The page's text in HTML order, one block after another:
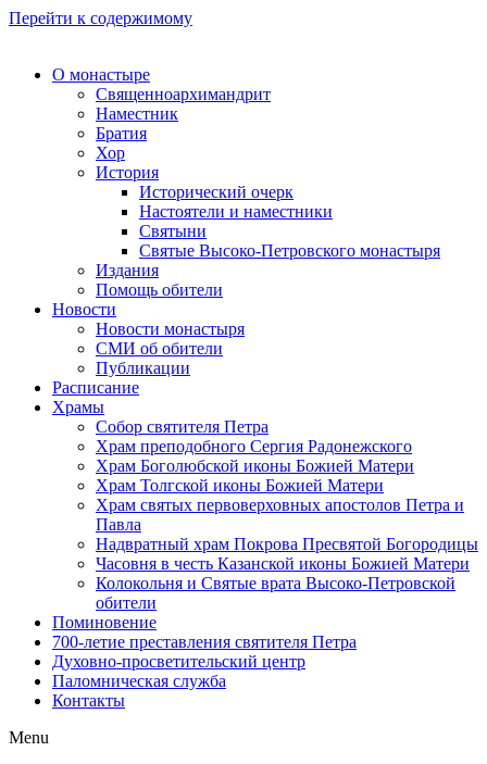
Перейти к содержимому
О монастыре
Священноархимандрит
Наместник
Братия
Хор
История
Исторический очерк
Настоятели и наместники
Святыни
Святые Высоко-Петровского монастыря
Издания
Помощь обители
Новости
Новости монастыря
СМИ об обители
Публикации
Расписание
Храмы
Собор святителя Петра
Храм преподобного Сергия Радонежского
Храм Боголюбской иконы Божией Матери
Храм Толгской иконы Божией Матери
Храм святых первоверховных апостолов Петра и
Павла
Надвратный храм Покрова Пресвятой Богородицы
Часовня в честь Казанской иконы Божией Матери
Колокольня и Святые врата Высоко-Петровской
обители
Поминовение
700-летие преставления святителя Петра
Духовно-просветительский центр
Паломническая служба
Контакты
Menu